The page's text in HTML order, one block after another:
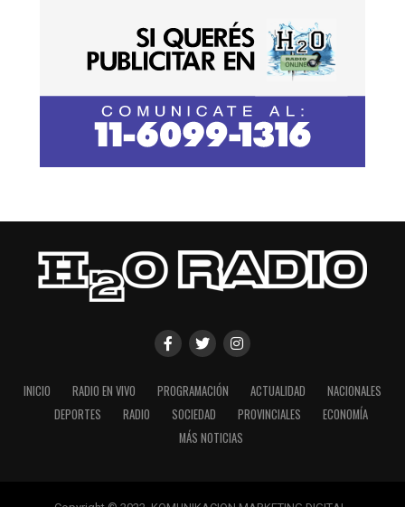
INICIO RADIO EN VIVO PROGRAMACIÓN ACTUALIDAD
NACIONALES
DEPORTES
RADIO SOCIEDAD PROVINCIALES
ECONOMÍA
MÁS NOTICIAS